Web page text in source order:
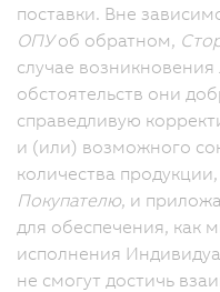
поставки. Вне
ОПУоб обратном,
случае
обстоятельств они
справедливую
и (или) возможного
количества
Покупателю, и
для обеспечения, как
исполнения
не смогут достичь